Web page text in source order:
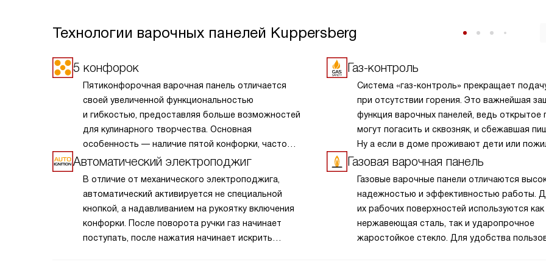
Технологии варочных панелей Kuppersberg
5 конфорок
Пятиконфорочная варочная панель отличается
своей увеличенной функциональностью
и гибкостью, предоставляя больше возможностей
для кулинарного творчества. Основная
особенность — наличие пятой конфорки, часто
расположенной в центре и обладающей большей
Автоматический электроподжиг
В отличие от механического электроподжига,
автоматический активируется не специальной
кнопкой, а надавливанием на рукоятку включения
конфорки. После поворота ручки газ начинает
поступать, после нажатия начинает искрить
Газ-контроль
Система «газ-контроль» прекращает
при отсутствии горения. Это важнейшая
функция варочных панелей, ведь открытое
могут погасить и сквозняк, и сбежавшая
Ну а если в доме проживают дети или
члены семьи, которые могут не заметить
Газовая варочная панель
Газовые варочные панели отличаются
надежностью и эффективностью работы.
их рабочих поверхностей используются как
нержавеющая сталь, так и ударопрочное
жаростойкое стекло. Для удобства